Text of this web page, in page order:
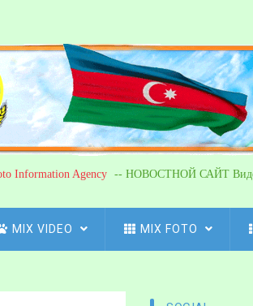
Information Agency -- НОВОСТНОЙ САЙТ
MIX VIDEO MIX FOTO